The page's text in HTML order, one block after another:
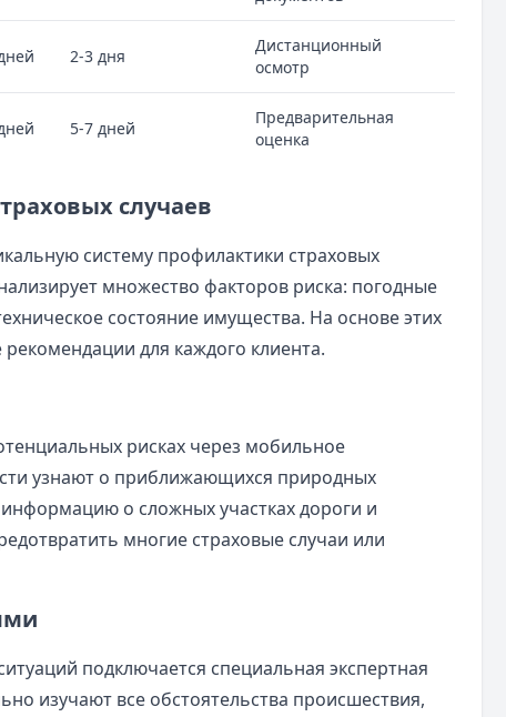
2-3 дня
Дистанционный
осмотр
5-7 дней
Предварительная
оценка
случаев
систему профилактики страховых
множество факторов риска: погодные
состояние имущества. На основе этих
для каждого клиента.
рисках через мобильное
узнают о приближающихся природных
о сложных участках дороги и
многие страховые случаи или
подключается специальная экспертная
изучают все обстоятельства происшествия,